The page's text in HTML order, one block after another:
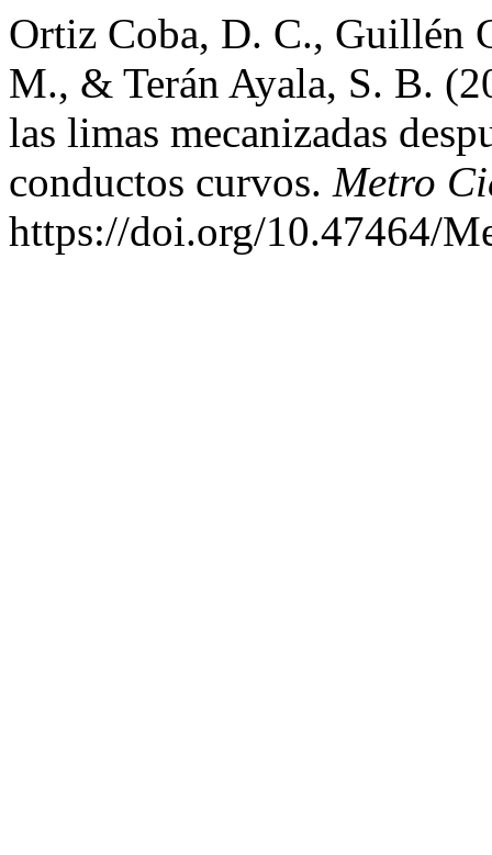
Ortiz Coba, D. C., Guillén
M., & Terán Ayala, S. B.
las limas mecanizadas
conductos curvos. Metro
https://doi.org/10.47464/